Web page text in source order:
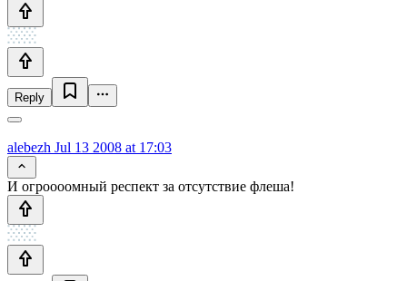
Reply
alebezh Jul 13 2008 at 17:03
И огроооомный респект за отсутствие флеша!